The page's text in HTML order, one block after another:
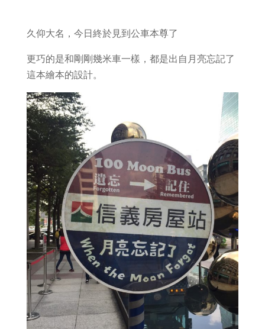
久仰大名，今日終於見到公車本尊了
更巧的是和剛剛幾米車一樣，都是出自月亮忘記了
這本繪本的設計。